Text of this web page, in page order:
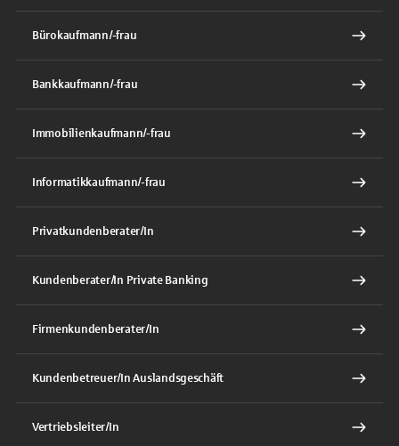
Bürokaufmann/-frau
Bankkaufmann/-frau
Immobilienkaufmann/-frau
Informatikkaufmann/-frau
Privatkundenberater/In
Kundenberater/In Private Banking
Firmenkundenberater/In
Kundenbetreuer/In Auslandsgeschäft
Vertriebsleiter/In